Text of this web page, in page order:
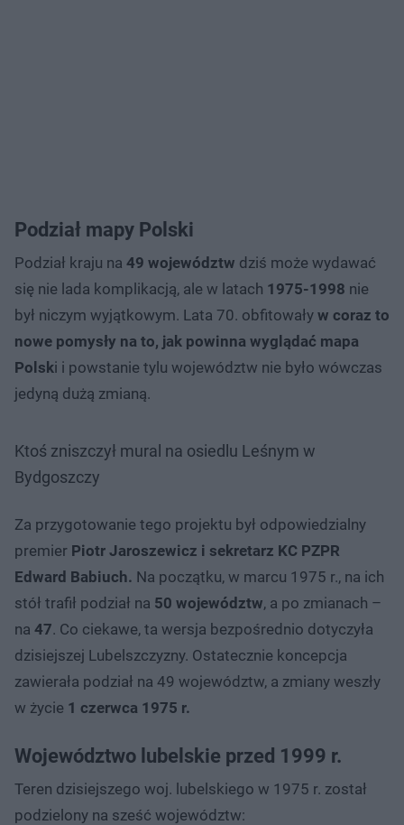
Podział mapy Polski
Podział kraju na 49 województw dziś może wydawać
się nie lada komplikacją, ale w latach 1975-1998 nie
był niczym wyjątkowym. Lata 70. obfitowały w coraz to
nowe pomysły na to, jak powinna wyglądać mapa
Polski i powstanie tylu województw nie było wówczas
jedyną dużą zmianą.
Ktoś zniszczył mural na osiedlu Leśnym w
Bydgoszczy
Za przygotowanie tego projektu był odpowiedzialny
premier Piotr Jaroszewicz i sekretarz KC PZPR
Edward Babiuch. Na początku, w marcu 1975 r., na ich
stół trafił podział na 50 województw, a po zmianach –
na 47. Co ciekawe, ta wersja bezpośrednio dotyczyła
dzisiejszej Lubelszczyzny. Ostatecznie koncepcja
zawierała podział na 49 województw, a zmiany weszły
w życie 1 czerwca 1975 r.
Województwo lubelskie przed 1999 r.
Teren dzisiejszego woj. lubelskiego w 1975 r. został
podzielony na sześć województw: